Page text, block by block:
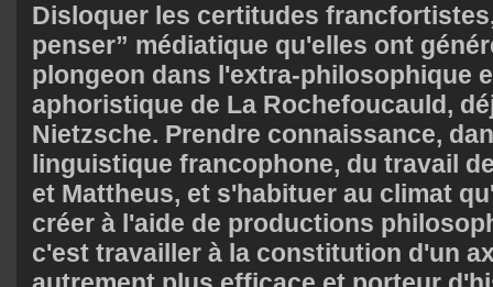
Disloquer les certitudes
penser” médiatique qu'elles ont
plongeon dans l'extra-philosophique
aphoristique de La Rochefoucauld,
Nietzsche. Prendre connaissance,
linguistique francophone, du travail
et Mattheus, et s'habituer au climat
créer à l'aide de productions
c'est travailler à la constitution d'un